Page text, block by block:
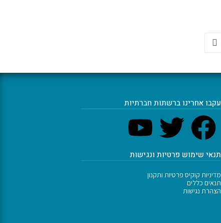
עקבו אחרינו ברשתות חברתיות
תנאי שימוש פרטיות ונגישות
מדיניות קוקיס פרטיות ותקנון
תנאים כללים
הצהרת נגישות